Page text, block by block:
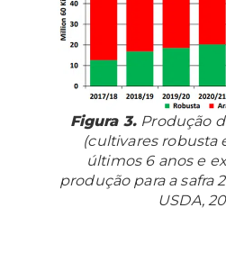
Figura 3. Produção
(cultivares robusta
últimos 6 anos e
produção para a safra
USDA,